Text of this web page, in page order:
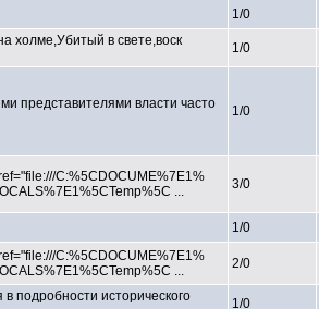
1/0
холме,Убитый в свете,воск
1/0
представителями власти часто
1/0
:///C:%5CDOCUME%7E1%
%7E1%5CTemp%5C ... 3/0
1/0
:///C:%5CDOCUME%7E1%
%7E1%5CTemp%5C ... 2/0
в подробности исторического
1/0